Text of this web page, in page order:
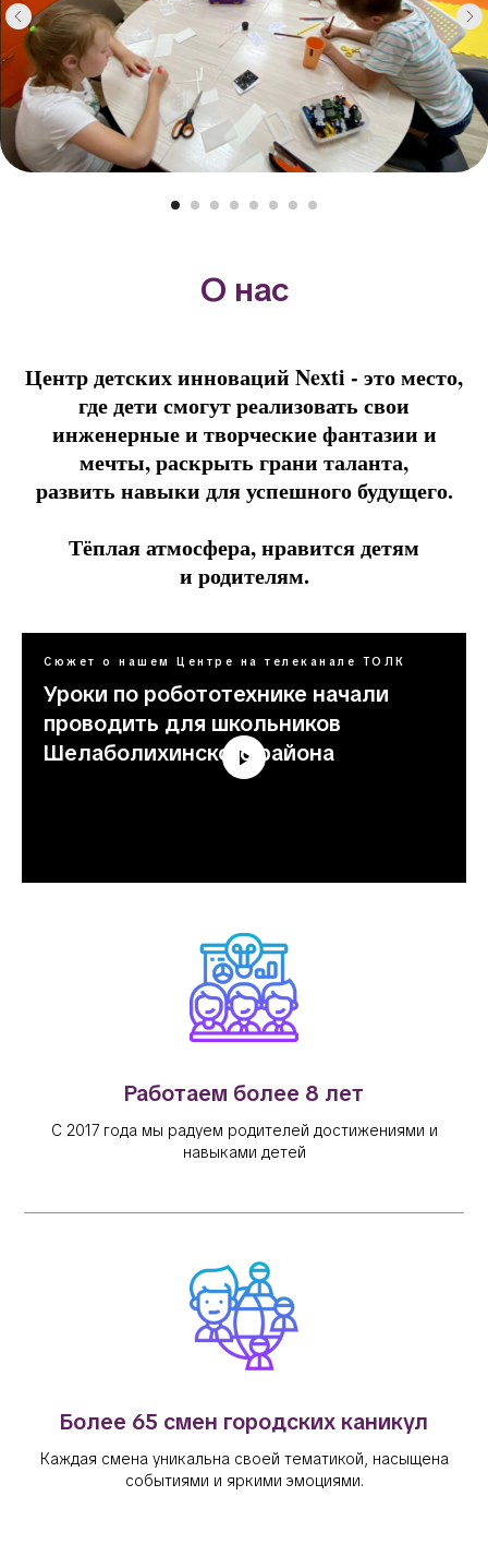
О нас
Центр детских инноваций Nexti - это место,
где дети смогут реализовать свои
инженерные и творческие фантазии и
мечты, раскрыть грани таланта,
развить навыки для успешного будущего.
Тёплая атмосфера, нравится детям
и родителям.
Сюжет о нашем Центре на телеканале ТОЛК
Уроки по робототехнике начали
проводить для школьников
Шелаболихинского района
Работаем более 8 лет
С 2017 года мы радуем родителей достижениями и
навыками детей
Более 65 смен городских каникул
Каждая смена уникальна своей тематикой, насыщена
событиями и яркими эмоциями.